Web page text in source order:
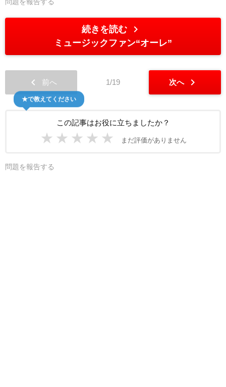
問題を報告する
続きを読む chevron_right
ミュージックファン“オーレ”
chevron_left 前へ 1/19 次へ chevron_right
この記事はお役に立ちましたか？
★ ★ ★ ★ ★ まだ評価がありません
★で教えてください
問題を報告する